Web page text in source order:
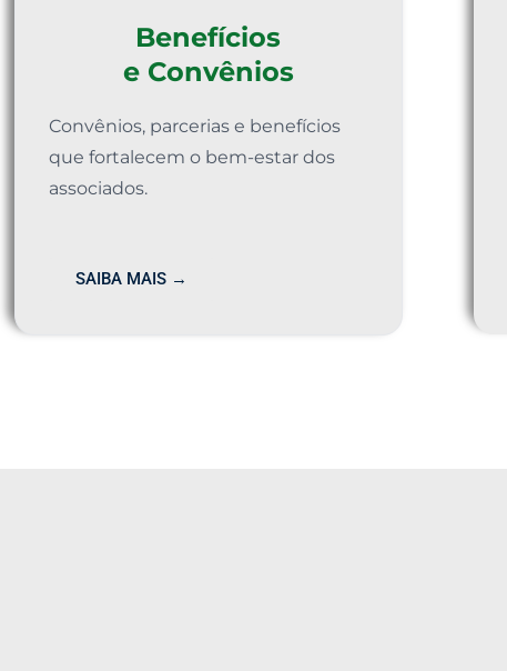
Benefícios
e Convênios
Convênios, parcerias e benefícios
que fortalecem o bem-estar dos
associados.
SAIBA MAIS →